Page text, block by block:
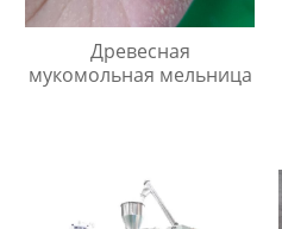
Древесная
мукомольная мельница